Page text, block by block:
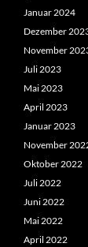
Januar 2024
Dezember
November
Juli 2023
Mai 2023
April 2023
Januar 2023
November
Oktober 2022
Juli 2022
Juni 2022
Mai 2022
April 2022